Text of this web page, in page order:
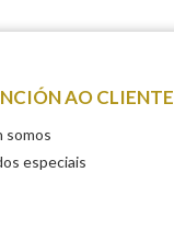
AO CLIENTE
somos
especiais